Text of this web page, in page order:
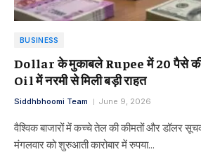
BUSINESS
Dollar के मुकाबले Rupee में 20 पैसे
Oil में नरमी से मिली बड़ी राहत
Siddhbhoomi Team June 9, 2026
वैश्विक बाजारों में कच्चे तेल की कीमतों और डॉलर
मंगलवार को शुरुआती कारोबार में रुपया…